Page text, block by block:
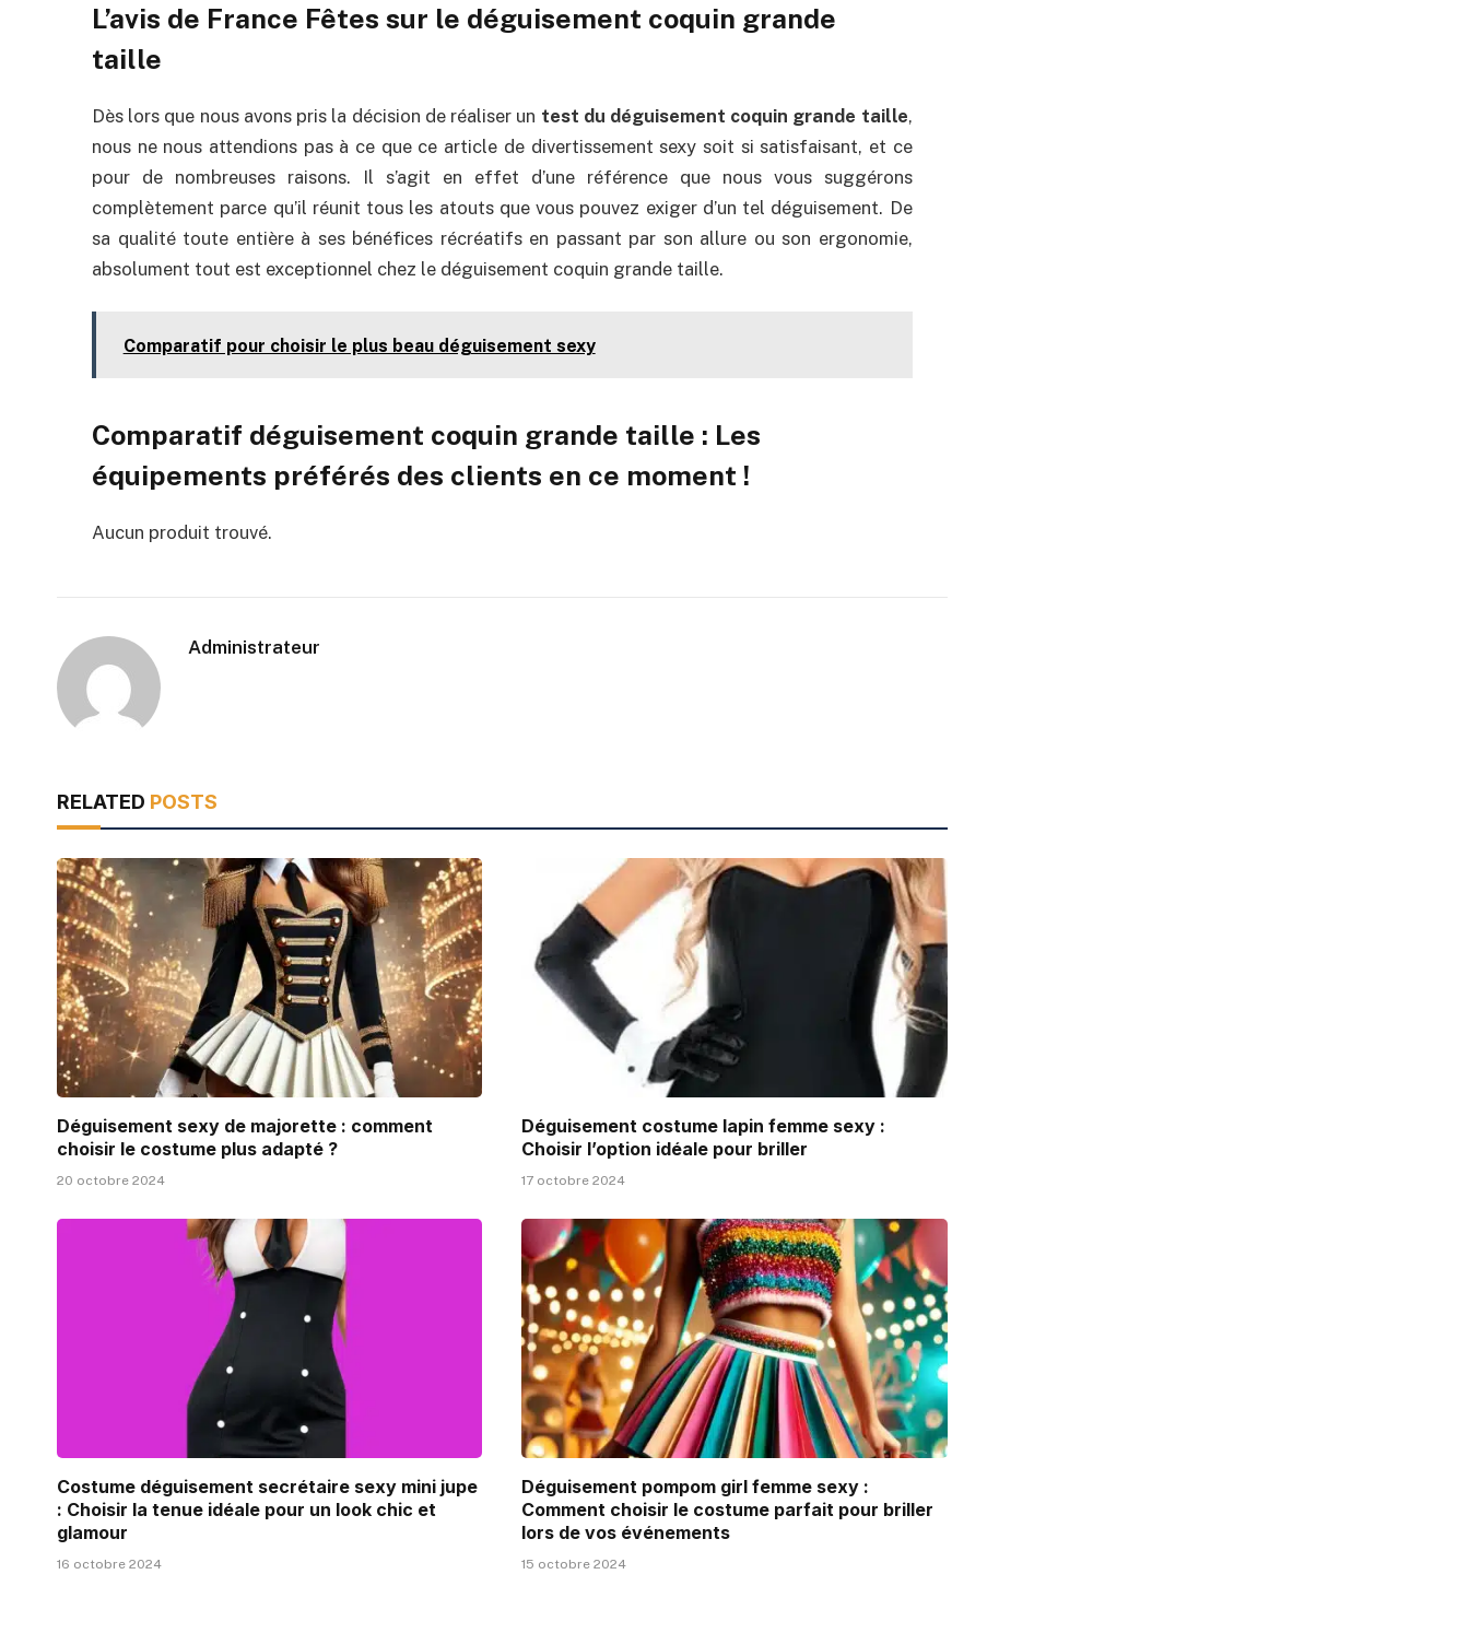
L’avis de France Fêtes sur le déguisement coquin grande
taille
Dès lors que nous avons pris la décision de réaliser un test du déguisement coquin grande taille,
nous ne nous attendions pas à ce que ce article de divertissement sexy soit si satisfaisant, et ce
pour de nombreuses raisons. Il s’agit en effet d’une référence que nous vous suggérons
complètement parce qu’il réunit tous les atouts que vous pouvez exiger d’un tel déguisement. De
sa qualité toute entière à ses bénéfices récréatifs en passant par son allure ou son ergonomie,
absolument tout est exceptionnel chez le déguisement coquin grande taille.
Comparatif pour choisir le plus beau déguisement sexy
Comparatif déguisement coquin grande taille : Les
équipements préférés des clients en ce moment !
Aucun produit trouvé.
Administrateur
RELATED POSTS
Déguisement sexy de majorette : comment
choisir le costume plus adapté ?
20 octobre 2024
Déguisement costume lapin femme sexy :
Choisir l’option idéale pour briller
17 octobre 2024
Costume déguisement secrétaire sexy mini jupe
: Choisir la tenue idéale pour un look chic et
glamour
16 octobre 2024
Déguisement pompom girl femme sexy :
Comment choisir le costume parfait pour briller
lors de vos événements
15 octobre 2024